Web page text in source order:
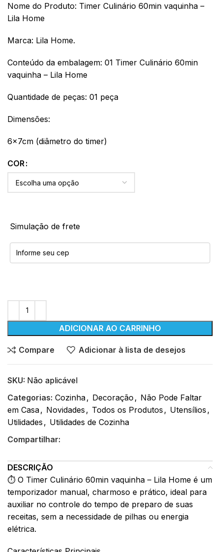
Nome do Produto: Timer Culinário 60min vaquinha –
Lila Home
Marca: Lila Home.
Conteúdo da embalagem: 01 Timer Culinário 60min
vaquinha – Lila Home
Quantidade de peças: 01 peça
Dimensões:
6x7cm (diâmetro do timer)
COR
Simulação de frete
ADICIONAR AO CARRINHO
Compare Adicionar à lista de desejos
SKU: Não aplicável
Categorias: Cozinha, Decoração , Não Pode Faltar
em Casa, Novidades , Todos os Produtos , Utensílios ,
Utilidades , Utilidades de Cozinha
Compartilhar:
DESCRIÇÃO
⏱️ O Timer Culinário 60min vaquinha – Lila Home é um
temporizador manual, charmoso e prático, ideal para
auxiliar no controle do tempo de preparo de suas
receitas, sem a necessidade de pilhas ou energia
elétrica.